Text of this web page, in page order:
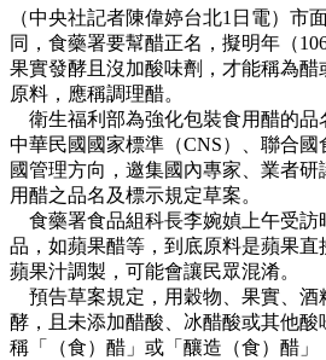
（中央社記者陳偉婷台北1日電）市
同，食藥署要幫醋正名，擬明年（
果實發酵且沒加酸味劑，才能稱為
原料，應稱調理醋。
衛生福利部為強化包裝食用醋的品
中華民國國家標準（CNS）、聯合
國管理方向，邀集國內專家、業者
用醋之品名及標示規定草案。
食藥署食品組科長李婉媜上午受訪
品，如蘋果醋等，到底原料是蘋果
蘋果汁調製，可能會讓民眾混淆。
預告草案規定，用穀物、果實、酒
酵，且未添加醋酸、冰醋酸或其他
稱「（食）醋」或「釀造（食）醋」